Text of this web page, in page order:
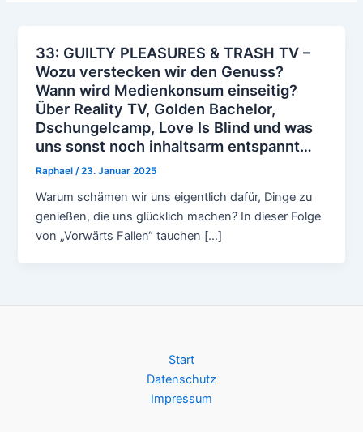
33: GUILTY PLEASURES & TRASH TV –
Wozu verstecken wir den Genuss?
Wann wird Medienkonsum einseitig?
Über Reality TV, Golden Bachelor,
Dschungelcamp, Love Is Blind und was
uns sonst noch inhaltsarm entspannt…
Raphael /23. Januar 2025
Warum schämen wir uns eigentlich dafür, Dinge zu
genießen, die uns glücklich machen? In dieser Folge
von „Vorwärts Fallen“ tauchen […]
Start
Datenschutz
Impressum